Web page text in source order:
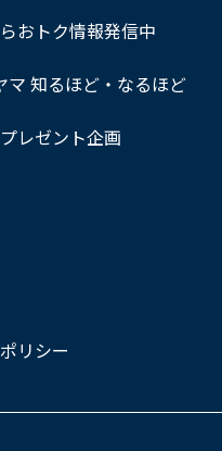
おトク情報発信中
マ 知るほど・なるほど
レゼント企画
リシー